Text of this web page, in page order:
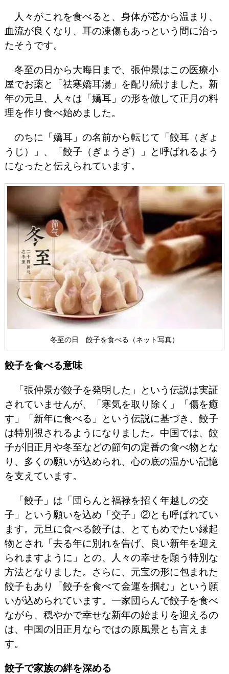
人々がこれを食べると、身体が芯から温まり、
血流が良くなり、耳の凍傷もあっという間に治っ
たそうです。
冬至の日から大晦日まで、張仲景はこの医療小
屋でお薬と「祛寒嬌耳湯」を配り続けました。新
年の元旦、人々は「嬌耳」の形を倣して正月の料
理を作り食べ始めました。
のちに「嬌耳」の名前から転じて「餃耳（ぎょ
うじ）」、「餃子（ぎょうざ）」と呼ばれるよう
になったと伝えられています。
冬至の日 餃子を食べる（ネット写真）
餃子を食べる意味
「張仲景が餃子を発明した」という伝説は実証
されていませんが、「寒気を取り除く」「傷を癒
す」「新年に食べる」という伝説に基づき、餃子
は特別視されるようになりました。中国では、餃
子が旧正月や冬至などの節句の定番の食べ物とな
り、多くの願いが込められ、心の底の温かい記憶
を支えています。
「餃子」は「団らんと福禄を招く年越しの交
子」という願いを込め「交子」②とも呼ばれてい
ます。元旦に食べる餃子は、とてもめでたい縁起
物とされ「去る年に別れを告げ、良い新年を迎え
られますように」との、人々の幸せを願う特別な
方法となりました。さらに、元宝の形に包まれた
餃子もあり「餃子を食べて金運を掴む」という願
いが込められています。一家団らんで餃子を食べ
ながら、穏やかで幸せな新年の始まりを迎えるの
は、中国の旧正月ならではの原風景とも言えま
す。
餃子で家族の絆を深める